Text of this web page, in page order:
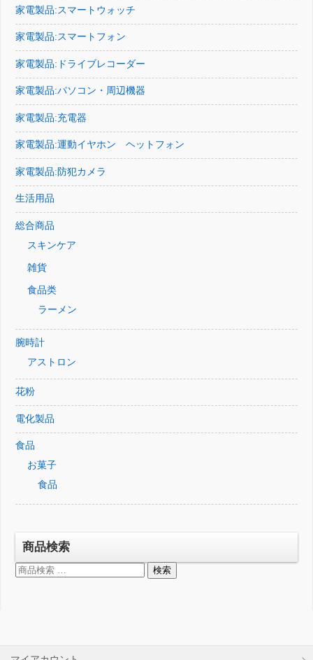
家電製品:スマートウォッチ
家電製品:スマートフォン
家電製品:ドライブレコーダー
家電製品:パソコン・周辺機器
家電製品:充電器
家電製品:運動イヤホン ヘットフォン
家電製品:防犯カメラ
生活用品
総合商品
スキンケア
雑貨
食品类
ラーメン
腕時計
アストロン
花粉
電化製品
食品
お菓子
食品
商品検索
検
検索